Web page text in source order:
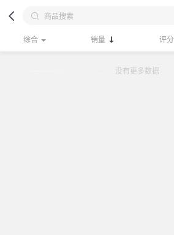
综合 销量 评分
没有更多数据